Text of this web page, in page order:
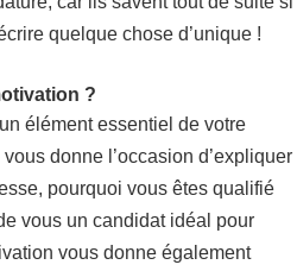
quelque chose d’unique !
?
élément essentiel de votre
donne l’occasion d’expliquer
pourquoi vous êtes qualifié
vous un candidat idéal pour
vous donne également